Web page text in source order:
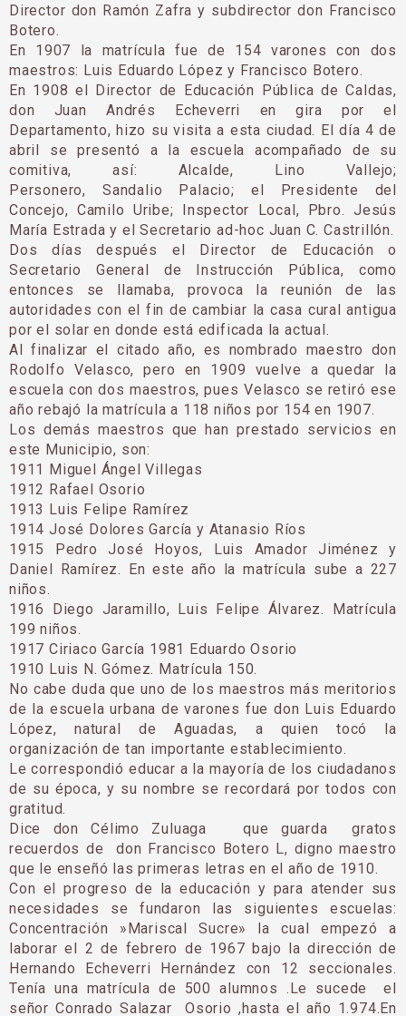
Director don Ramón Zafra y subdirector don Francisco
Botero.
En 1907 la matrícula fue de 154 varones con dos
maestros: Luis Eduardo López y Francisco Bo­tero.
En 1908 el Director de Educación Pública de Caldas,
don Juan Andrés Echeverri en gira por el
Departamento, hizo su visita a esta ciudad. El día 4 de
abril se presentó a la escuela acompañado de su
comitiva, así: Alcalde, Lino Vallejo;
Personero, Sandalio Palacio; el Presidente del
Concejo, Camilo Uribe; Inspector Local, Pbro. Jesús
María Estrada y el Secretario ad-hoc Juan C. Castrillón.
Dos días después el Director de Educación o
Secretario General de Instrucción Pública, como
entonces se llamaba, provoca la reunión de las
autoridades con el fin de cambiar la casa cural antigua
por el solar en donde está edificada la actual.
Al finalizar el citado año, es nombrado maes­tro don
Rodolfo Velasco, pero en 1909 vuelve a quedar la
escuela con dos maestros, pues Velasco se retiró ese
año rebajó la matrícula a 118 ni­ños por 154 en 1907.
Los demás maestros que han prestado servicios en
este Municipio, son:
1911 Miguel Ángel Villegas
1912 Rafael Osorio
1913 Luis Felipe Ramírez
1914 José Dolores García y Atanasio Ríos
1915 Pedro José Hoyos, Luis Amador Jiménez y
Daniel Ramírez. En este año la matrícula su­be a 227
niños.
1916 Diego Jaramillo, Luis Felipe Álvarez. Matrí­cula
199 niños.
1917 Ciriaco García 1981 Eduardo Osorio
1910 Luis N. Gómez. Matrícula 150.
No cabe duda que uno de los maestros más meritorios
de la escuela urbana de varones fue don Luis Eduardo
López, natural de Aguadas, a quien tocó la
organización de tan importante estableci­miento.
Le correspondió educar a la mayoría de los ciudadanos
de su época, y su nombre se recordará por todos con
gratitud.
Dice don Célimo Zuluaga que guarda gratos
recuerdos de don Francisco Botero L, digno maestro
que le enseñó las primeras letras en el año de 1910.
Con el progreso de la educación y para atender sus
necesidades se fundaron las siguientes escue­las:
Concentración »Mariscal Sucre» la cual empezó a
laborar el 2 de febrero de 1967 bajo la dirección de
Hernando Echeverri Hernández con 12 secciona­les.
Tenía una matrícula de 500 alumnos .Le sucede el
señor Conrado Salazar Osorio ,hasta el año 1.974.En